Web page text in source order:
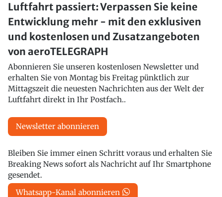
Luftfahrt passiert: Verpassen Sie keine
Entwicklung mehr - mit den exklusiven
und kostenlosen und Zusatzangeboten
von aeroTELEGRAPH
Abonnieren Sie unseren kostenlosen Newsletter und
erhalten Sie von Montag bis Freitag pünktlich zur
Mittagszeit die neuesten Nachrichten aus der Welt der
Luftfahrt direkt in Ihr Postfach..
Newsletter abonnieren
Bleiben Sie immer einen Schritt voraus und erhalten Sie
Breaking News sofort als Nachricht auf Ihr Smartphone
gesendet.
Whatsapp-Kanal abonnieren